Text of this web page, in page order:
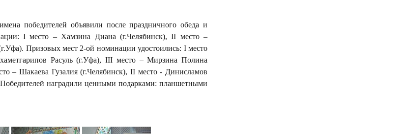
победителей объявили после праздничного обеда и
I место – Хамзина Диана (г.Челябинск), II место –
Призовых мест 2-ой номинации удостоились: I место
Расуль (г.Уфа), III место – Мирзина Полина
– Шакаева Гузалия (г.Челябинск), II место - Динисламов
наградили ценными подарками: планшетными